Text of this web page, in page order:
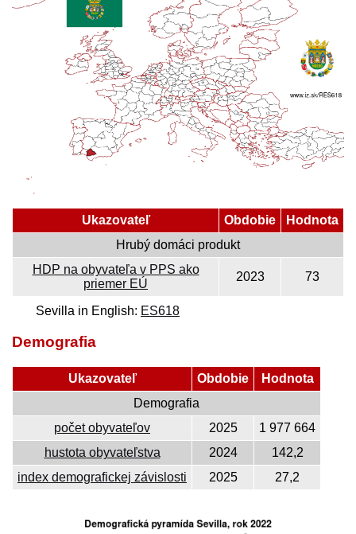
Ukazovateľ Obdobie
Hodnota
Hrubý domáci produkt
HDP na obyvateľa v PPS ako
priemer EÚ
2023 73
Sevilla in English: ES618
Demografia
Ukazovateľ Obdobie
Hodnota
Demografia
počet obyvateľov
2025
1 977 664
hustota obyvateľstva
2024
142,2
index demografickej závislosti
2025 27,2